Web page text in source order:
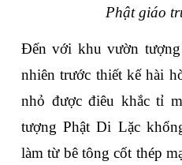
Phật giáo
Đến với khu vườn tượng
nhiên trước thiết kế hài
nhỏ được điêu khắc tỉ
tượng Phật Di Lặc
làm từ bê tông cốt thép